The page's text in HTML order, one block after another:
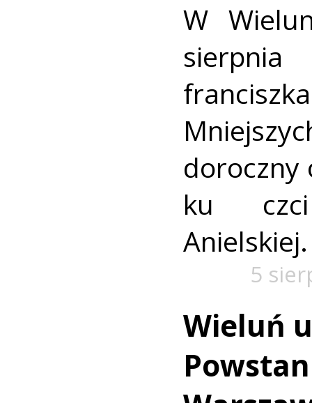
W
doroczny
ku
Anielskiej.
5
Wieluń